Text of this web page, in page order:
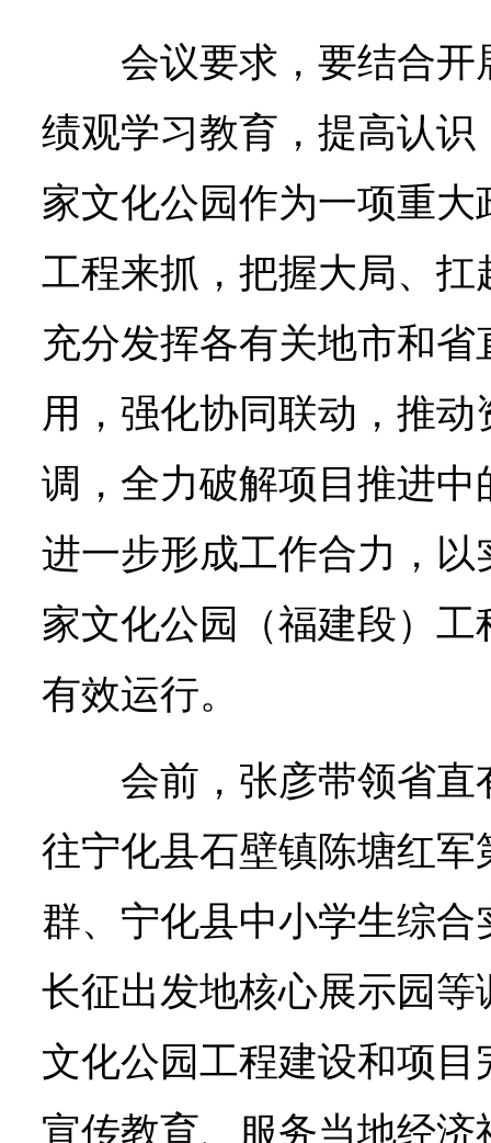
会议要求，要结合
绩观学习教育，提高认
家文化公园作为一项重
工程来抓，把握大局、
充分发挥各有关地市和
用，强化协同联动，推
调，全力破解项目推进
进一步形成工作合力，
家文化公园（福建段）
有效运行。
会前，张彦带领省
往宁化县石壁镇陈塘红
群、宁化县中小学生综
长征出发地核心展示园
文化公园工程建设和项
宣传教育、服务当地经济